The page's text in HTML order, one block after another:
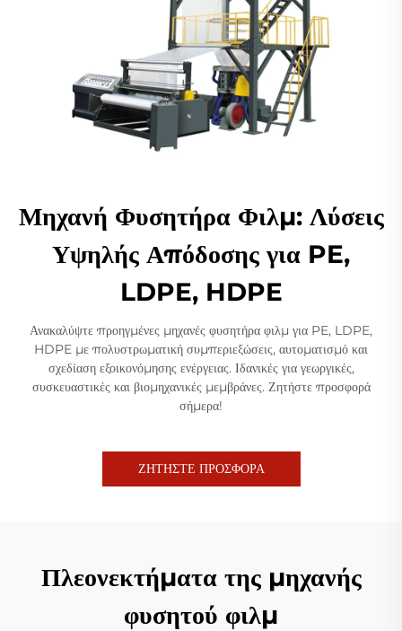
Μηχανή Φυσητήρα Φιλμ: Λύσεις
Υψηλής Απόδοσης για PE,
LDPE, HDPE
Ανακαλύψτε προηγμένες μηχανές φυσητήρα φιλμ για PE, LDPE,
HDPE με πολυστρωματική συμπεριεξώσεις, αυτοματισμό και
σχεδίαση εξοικονόμησης ενέργειας. Ιδανικές για γεωργικές,
συσκευαστικές και βιομηχανικές μεμβράνες. Ζητήστε προσφορά
σήμερα!
ΖΗΤΗΣΤΕ ΠΡΟΣΦΟΡΑ
Πλεονεκτήματα της μηχανής
φυσητού φιλμ